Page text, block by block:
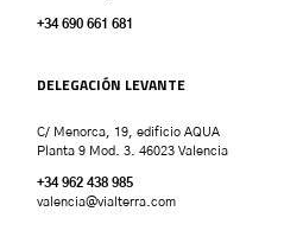
+34 690 661 681
DELEGACIÓN LEVANTE
C/ Menorca, 19, edificio AQUA
Planta 9 Mod. 3. 46023 Valencia
+34 962 438 985
valencia@vialterra.com